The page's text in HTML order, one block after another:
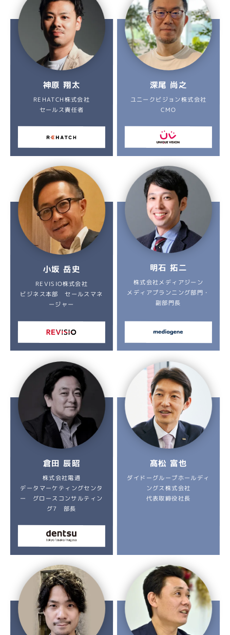
神原 翔太
REHATCH株式会社
セールス責任者
深尾 尚之
ユニークビジョン株式会社
CMO
小坂 岳史
REVISIO株式会社
ビジネス本部 セールスマネ
ージャー
明石 拓二
株式会社メディアジーン
メディアプランニング部門・
副部門長
倉田 辰昭
株式会社電通
データマーケティングセンタ
ー グロースコンサルティン
グ7 部長
髙松 富也
ダイドーグループホールディ
ングス株式会社
代表取締役社長